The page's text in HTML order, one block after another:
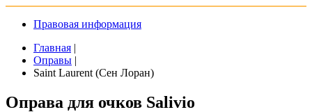
Правовая информация
Главная |
Оправы |
Saint Laurent (Сен Лоран)
Оправа для очков Salivio